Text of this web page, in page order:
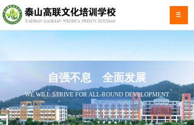
自强不息 全面发展
WE WILL STRIVE FOR ALL-ROUND DEVELOPMENT